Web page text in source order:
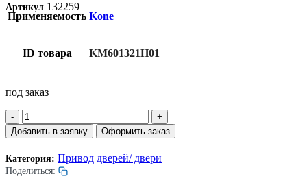
Артикул 132259
Применяемость Kone
ID товара KM601321H01
под заказ
Количество
товара
Шкив
двигателя
привода
дверей.
Добавить в заявку Оформить заказ
Категория: Привод дверей/ двери
Поделиться: